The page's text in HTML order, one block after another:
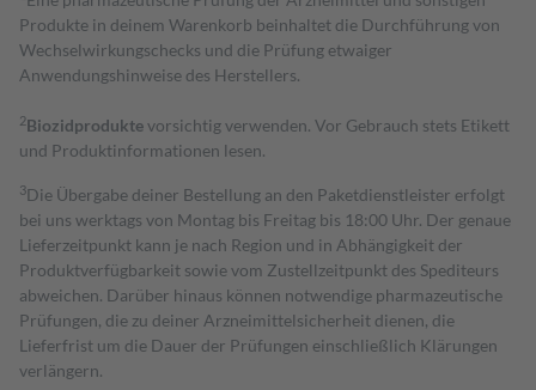
Produkte in deinem Warenkorb beinhaltet die Durchführung von
Wechselwirkungschecks und die Prüfung etwaiger
Anwendungshinweise des Herstellers.
2Biozidproduktevorsichtig verwenden. Vor Gebrauch stets Etikett
und Produktinformationen lesen.
3Die Übergabe deiner Bestellung an den Paketdienstleister erfolgt
bei uns werktags von Montag bis Freitag bis 18:00 Uhr. Der genaue
Lieferzeitpunkt kann je nach Region und in Abhängigkeit der
Produktverfügbarkeit sowie vom Zustellzeitpunkt des Spediteurs
abweichen. Darüber hinaus können notwendige pharmazeutische
Prüfungen, die zu deiner Arzneimittelsicherheit dienen, die
Lieferfrist um die Dauer der Prüfungen einschließlich Klärungen
verlängern.